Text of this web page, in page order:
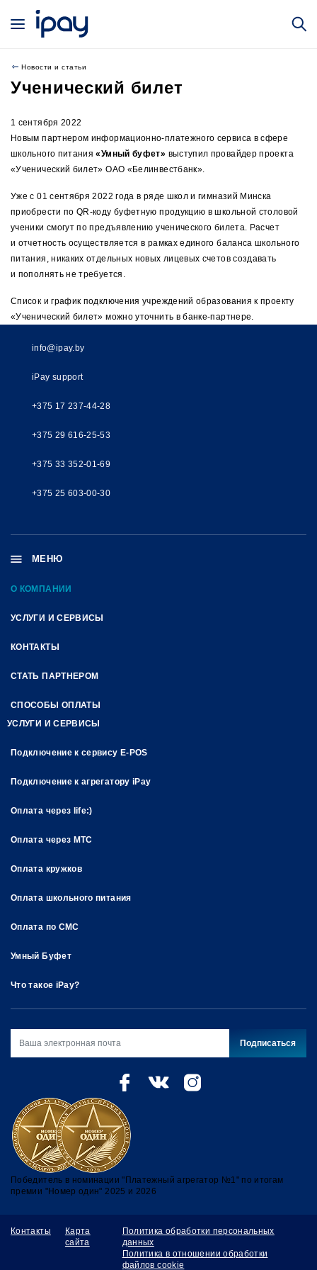
Новости и статьи
Ученический билет
1 сентября 2022
Новым партнером информационно-платежного сервиса в сфере
школьного питания«Умный буфет» выступил провайдер проекта
«Ученический билет» ОАО «Белинвестбанк».
Уже с 01 сентября 2022 года в ряде школ и гимназий Минска
приобрести по QR-коду буфетную продукцию в школьной столовой
ученики смогут по предъявлению ученического билета. Расчет
и отчетность осуществляется в рамках единого баланса школьного
питания, никаких отдельных новых лицевых счетов создавать
и пополнять не требуется.
Список и график подключения учреждений образования к проекту
«Ученический билет» можно уточнить в банке-партнере.
info@ipay.by
iPay support
+375 17 237-44-28
+375 29 616-25-53
+375 33 352-01-69
+375 25 603-00-30
МЕНЮ
О КОМПАНИИ
УСЛУГИ И СЕРВИСЫ
КОНТАКТЫ
СТАТЬ ПАРТНЕРОМ
СПОСОБЫ ОПЛАТЫ
УСЛУГИ И СЕРВИСЫ
Подключение к сервису E-POS
Подключение к агрегатору iPay
Оплата через life:)
Оплата через МТС
Оплата кружков
Оплата школьного питания
Оплата по СМС
Умный Буфет
Что такое iPay?
Подписаться
Победитель в номинации "Платежный агрегатор №1" по итогам
премии "Номер один" 2025 и 2026
Контакты
Карта
сайта
Политика обработки персональных
данных
Политика в отношении обработки
файлов cookie